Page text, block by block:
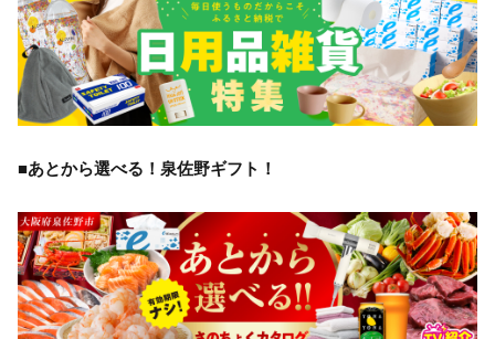
■あとから選べる！泉佐野ギフト！